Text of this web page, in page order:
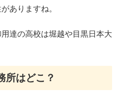
ありますね。
達の高校は堀越や目黒日本大
所はどこ？